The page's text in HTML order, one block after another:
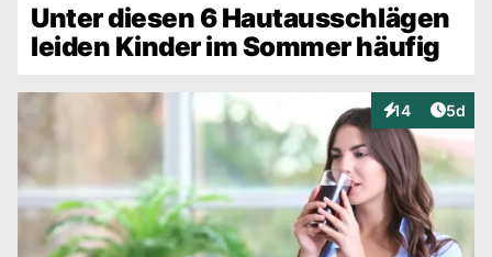
Unter diesen 6 Hautausschlägen
leiden Kinder im Sommer häufig
14
Interaktionen
5d